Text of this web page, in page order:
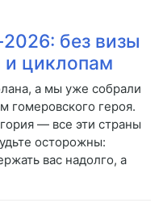
без визы
и циклопам
а мы уже собрали
гомеровского героя.
— все эти страны
осторожны:
вас надолго, а